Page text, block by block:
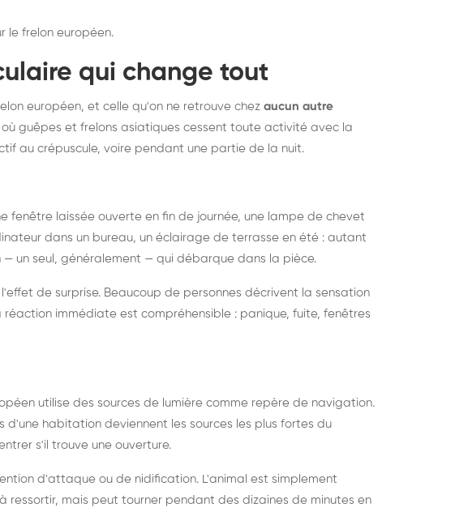
le frelon européen.
qui change tout
européen, et celle qu'on ne retrouve chez aucun autre
où guêpes et frelons asiatiques cessent toute activité avec la
au crépuscule, voire pendant une partie de la nuit.
fenêtre laissée ouverte en fin de journée, une lampe de chevet
dans un bureau, un éclairage de terrasse en été : autant
un seul, généralement — qui débarque dans la pièce.
de surprise. Beaucoup de personnes décrivent la sensation
réaction immédiate est compréhensible : panique, fuite, fenêtres
utilise des sources de lumière comme repère de navigation.
d'une habitation deviennent les sources les plus fortes du
s'il trouve une ouverture.
d'attaque ou de nidification. L'animal est simplement
ressortir, mais peut tourner pendant des dizaines de minutes en